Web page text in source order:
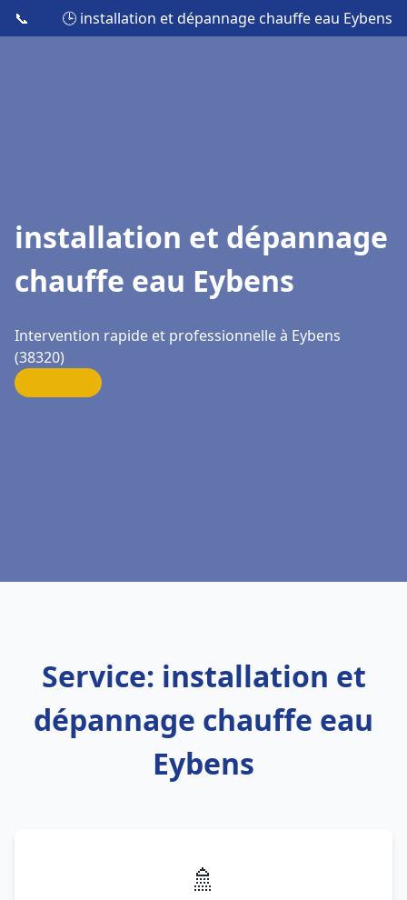
📞 🕒 installation et dépannage chauffe eau Eybens
installation et dépannage
chauffe eau Eybens
Intervention rapide et professionnelle à Eybens
(38320)
Service: installation et
dépannage chauffe eau
Eybens
🚿